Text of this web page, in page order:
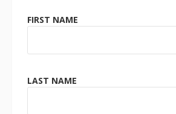
FIRST NAME
LAST NAME